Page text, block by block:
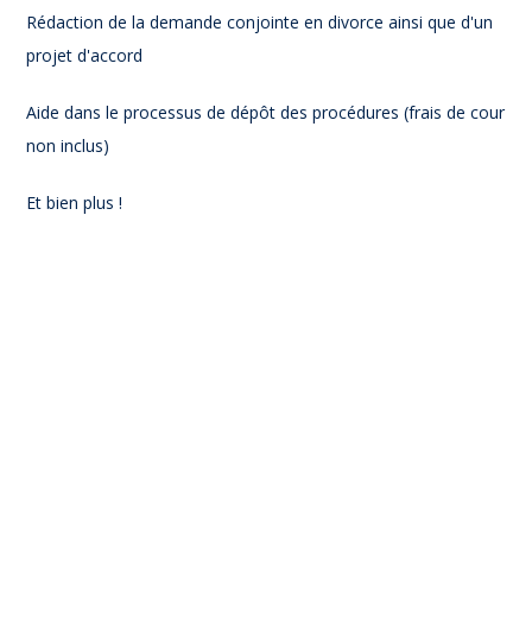
Rédaction de la demande conjointe en divorce ainsi que d'un
projet d'accord
Aide dans le processus de dépôt des procédures (frais de cour
non inclus)
Et bien plus !